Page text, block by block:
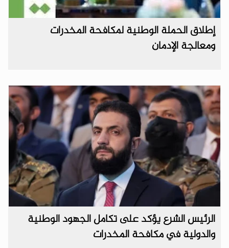
إطلاق الحملة الوطنية لمكافحة المخدرات
‌‏ومعالجة الإدمان
الرئيس الشرع يؤكد على تكامل الجهود الوطنية
والدولية في مكافحة المخدرات